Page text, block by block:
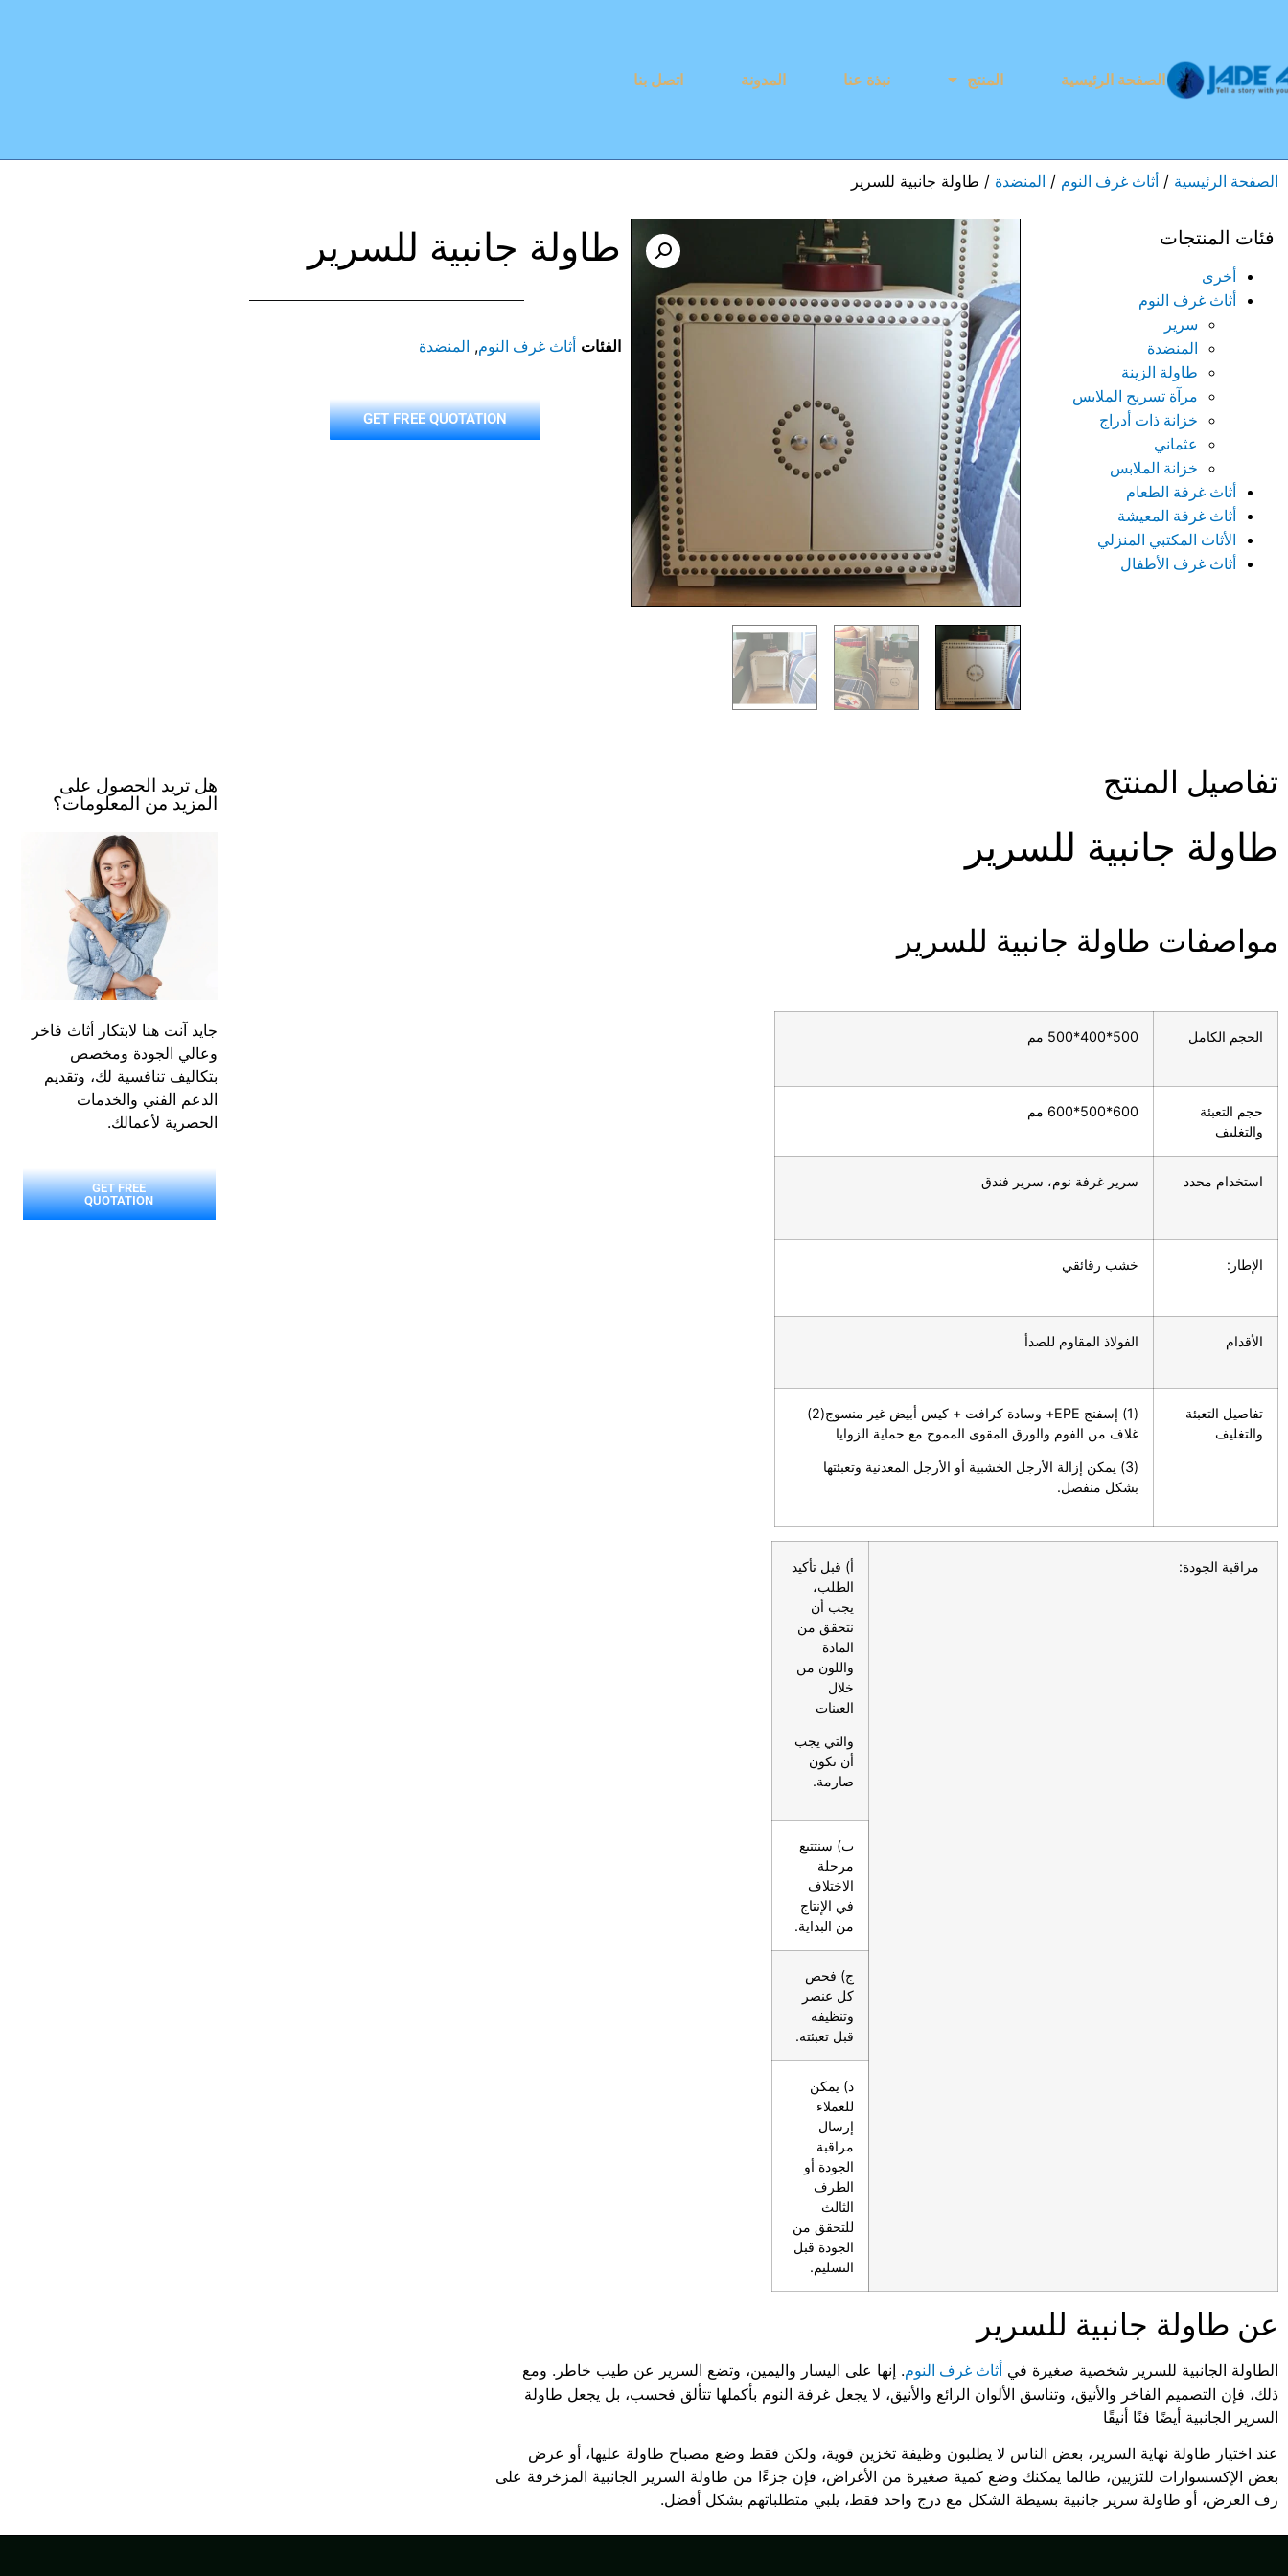
الصفحة الرئيسية المنتج نبذة عنا المدونة اتصل بنا
الصفحة الرئيسية / أثاث غرف النوم / المنضدة / طاولة جانبية للسرير
فئات المنتجات
أخرى
أثاث غرف النوم
سرير
المنضدة
طاولة الزينة
مرآة تسريح الملابس
خزانة ذات أدراج
عثماني
خزانة الملابس
أثاث غرفة الطعام
أثاث غرفة المعيشة
الأثاث المكتبي المنزلي
أثاث غرف الأطفال
طاولة جانبية للسرير
الفئات أثاث غرف النوم, المنضدة
GET FREE QUOTATION
تفاصيل المنتج
طاولة جانبية للسرير
مواصفات طاولة جانبية للسرير
الحجم الكامل 500*400*500 مم
حجم التعبئة
والتغليف
600*500*600 مم
استخدام محدد سرير غرفة نوم، سرير فندق
الإطار: خشب رقائقي
الأقدام الفولاذ المقاوم للصدأ
تفاصيل التعبئة
والتغليف
(1) إسفنج EPE+ وسادة كرافت + كيس أبيض غير منسوج
(2)
غلاف من الفوم والورق المقوى المموج مع حماية الزوايا
(3) يمكن إزالة الأرجل الخشبية أو الأرجل المعدنية وتعبئتها
بشكل منفصل.
مراقبة الجودة:
أ) قبل تأكيد
الطلب،
يجب أن
نتحقق من
المادة
واللون من
خلال
العينات
والتي يجب
أن تكون
صارمة.
ب) سنتتبع
مرحلة
الاختلاف
في الإنتاج
من البداية.
ج) فحص
كل عنصر
وتنظيفه
قبل تعبئته.
د) يمكن
للعملاء
إرسال
مراقبة
الجودة أو
الطرف
الثالث
للتحقق من
الجودة قبل
التسليم.
عن طاولة جانبية للسرير
الطاولة الجانبية للسرير شخصية صغيرة في أثاث غرف النوم. إنها على اليسار واليمين، وتضع السرير عن طيب خاطر. ومع
ذلك، فإن التصميم الفاخر والأنيق، وتناسق الألوان الرائع والأنيق، لا يجعل غرفة النوم بأكملها تتألق فحسب، بل يجعل طاولة
السرير الجانبية أيضًا فنًا أنيقًا
عند اختيار طاولة نهاية السرير، بعض الناس لا يطلبون وظيفة تخزين قوية، ولكن فقط وضع مصباح طاولة عليها، أو عرض
بعض الإكسسوارات للتزيين، طالما يمكنك وضع كمية صغيرة من الأغراض، فإن جزءًا من طاولة السرير الجانبية المزخرفة على
رف العرض، أو طاولة سرير جانبية بسيطة الشكل مع درج واحد فقط، يلبي متطلباتهم بشكل أفضل.
هل تريد الحصول على
المزيد من المعلومات؟
جايد آنت هنا لابتكار أثاث فاخر
وعالي الجودة ومخصص
بتكاليف تنافسية لك، وتقديم
الدعم الفني والخدمات
الحصرية لأعمالك.
GET FREE
QUOTATION